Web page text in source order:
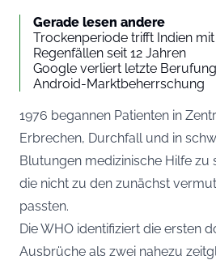
Gerade lesen andere
Trockenperiode trifft Indien
Regenfällen seit 12 Jahren
Google verliert letzte
Android-Marktbeherrschung
1976 begannen Patienten in
Erbrechen, Durchfall und in
Blutungen medizinische Hilfe zu
die nicht zu den zunächst
passten.
Die WHO identifiziert die ersten
Ausbrüche als zwei nahezu